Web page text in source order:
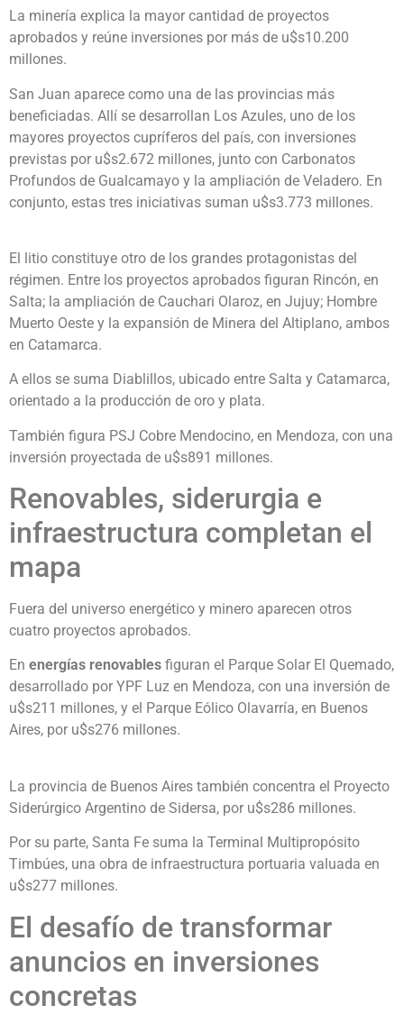
La minería explica la mayor cantidad de proyectos
aprobados y reúne inversiones por más de u$s10.200
millones.
San Juan aparece como una de las provincias más
beneficiadas. Allí se desarrollan Los Azules, uno de los
mayores proyectos cupríferos del país, con inversiones
previstas por u$s2.672 millones, junto con Carbonatos
Profundos de Gualcamayo y la ampliación de Veladero. En
conjunto, estas tres iniciativas suman u$s3.773 millones.
El litio constituye otro de los grandes protagonistas del
régimen. Entre los proyectos aprobados figuran Rincón, en
Salta; la ampliación de Cauchari Olaroz, en Jujuy; Hombre
Muerto Oeste y la expansión de Minera del Altiplano, ambos
en Catamarca.
A ellos se suma Diablillos, ubicado entre Salta y Catamarca,
orientado a la producción de oro y plata.
También figura PSJ Cobre Mendocino, en Mendoza, con una
inversión proyectada de u$s891 millones.
Renovables, siderurgia e
infraestructura completan el
mapa
Fuera del universo energético y minero aparecen otros
cuatro proyectos aprobados.
En energías renovables figuran el Parque Solar El Quemado,
desarrollado por YPF Luz en Mendoza, con una inversión de
u$s211 millones, y el Parque Eólico Olavarría, en Buenos
Aires, por u$s276 millones.
La provincia de Buenos Aires también concentra el Proyecto
Siderúrgico Argentino de Sidersa, por u$s286 millones.
Por su parte, Santa Fe suma la Terminal Multipropósito
Timbúes, una obra de infraestructura portuaria valuada en
u$s277 millones.
El desafío de transformar
anuncios en inversiones
concretas